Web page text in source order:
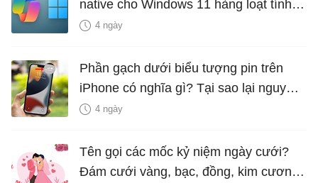
native cho Windows 11 hàng loạt tính
năng mới Hữu Ích
4 ngày
Phần gạch dưới biểu tượng pin trên
iPhone có nghĩa gì? Tại sao lại nguy
hiểm?
4 ngày
Tên gọi các mốc kỷ niệm ngày cưới?
Đám cưới vàng, bạc, đồng, kim cương